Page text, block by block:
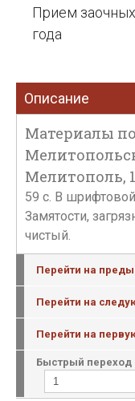
Прием
года
Описание
Материалы
Мелитополь,
59 с. В
Замятости,
чистый.
Перейти на
Перейти на
Перейти на
Быстрый переход